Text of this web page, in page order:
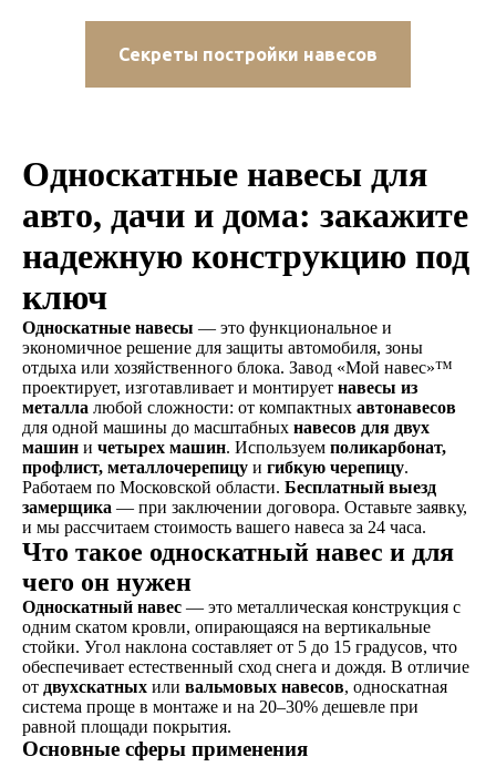
Секреты постройки навесов
Односкатные навесы для
авто, дачи и дома: закажите
надежную конструкцию под
ключ
Односкатные навесы — это функциональное и
экономичное решение для защиты автомобиля, зоны
отдыха или хозяйственного блока. Завод «Мой навес»™
проектирует, изготавливает и монтирует навесы из
металла любой сложности: от компактных автонавесов
для одной машины до масштабных навесов для двух
машин и четырех машин. Используем поликарбонат,
профлист, металлочерепицу и гибкую черепицу.
Работаем по Московской области. Бесплатный выезд
замерщика — при заключении договора. Оставьте заявку,
и мы рассчитаем стоимость вашего навеса за 24 часа.
Что такое односкатный навес и для
чего он нужен
Односкатный навес — это металлическая конструкция с
одним скатом кровли, опирающаяся на вертикальные
стойки. Угол наклона составляет от 5 до 15 градусов, что
обеспечивает естественный сход снега и дождя. В отличие
от двухскатных или вальмовых навесов, односкатная
система проще в монтаже и на 20–30% дешевле при
равной площади покрытия.
Основные сферы применения